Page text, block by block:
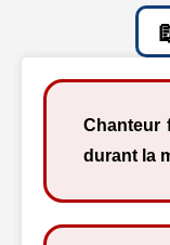
Chanteur
durant la